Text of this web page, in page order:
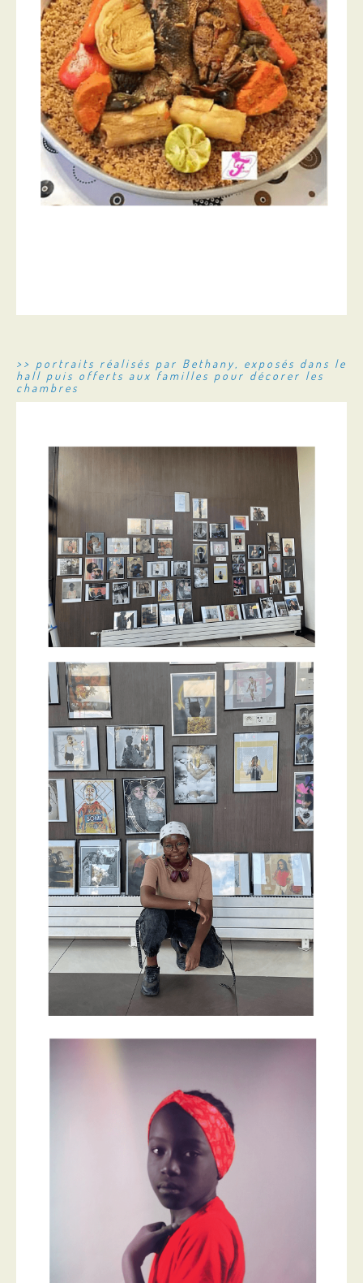
>> portraits réalisés par Bethany, exposés dans le
hall puis offerts aux familles pour décorer les
chambres